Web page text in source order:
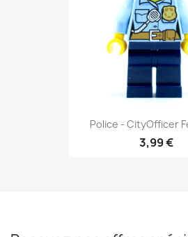
Police - CityOfficer
3,99 €